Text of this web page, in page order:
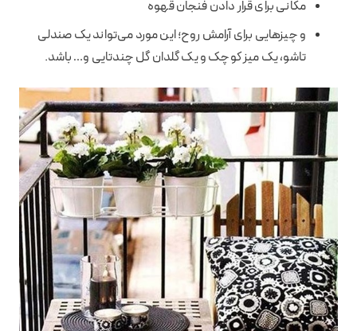
مکانی برای قرار دادن فنجان قهوه
و چیزهایی برای آرامش روح؛ این مورد می‌تواند یک صندلی
تاشو، یک میز کوچک و یک گلدان گل چندتایی و… باشد.